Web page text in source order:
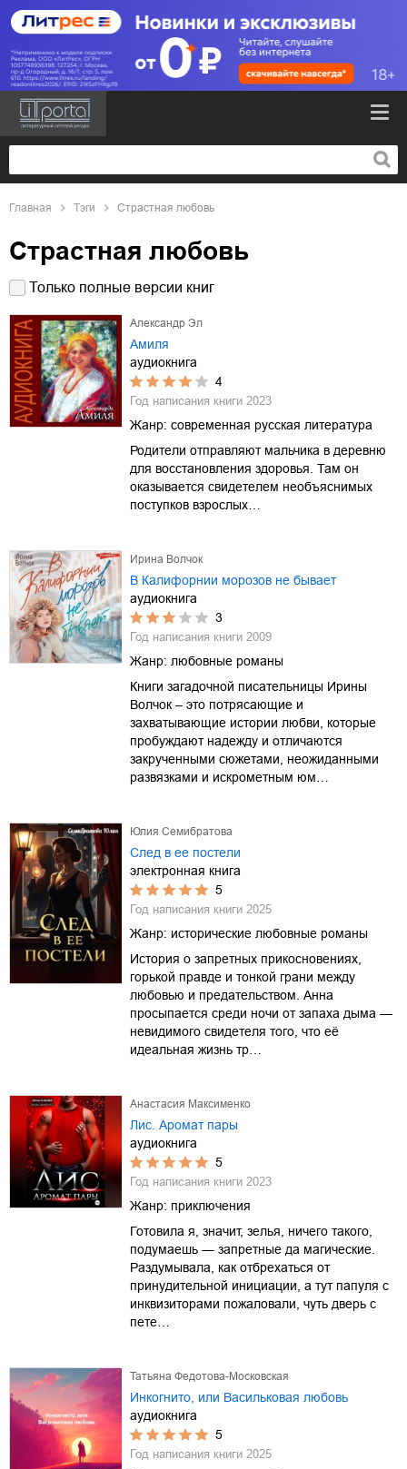
Главная Тэги Страстная любовь
Страстная любовь
Только полные версии книг
Александр Эл
Амиля
аудиокнига
4
Год написания книги 2023
Жанр: современная русская литература
Родители отправляют мальчика в деревню
для восстановления здоровья. Там он
оказывается свидетелем необъяснимых
поступков взрослых…
Ирина Волчок
В Калифорнии морозов не бывает
аудиокнига
3
Год написания книги 2009
Жанр: любовные романы
Книги загадочной писательницы Ирины
Волчок – это потрясающие и
захватывающие истории любви, которые
пробуждают надежду и отличаются
закрученными сюжетами, неожиданными
развязками и искрометным юм…
Юлия Семибратова
След в ее постели
электронная книга
5
Год написания книги 2025
Жанр: исторические любовные романы
История о запретных прикосновениях,
горькой правде и тонкой грани между
любовью и предательством. Анна
просыпается среди ночи от запаха дыма —
невидимого свидетеля того, что её
идеальная жизнь тр…
Анастасия Максименко
Лис. Аромат пары
аудиокнига
5
Год написания книги 2023
Жанр: приключения
Готовила я, значит, зелья, ничего такого,
подумаешь ― запретные да магические.
Раздумывала, как отбрехаться от
принудительной инициации, а тут папуля с
инквизиторами пожаловали, чуть дверь с
пете…
Татьяна Федотова-Московская
Инкогнито, или Васильковая любовь
аудиокнига
5
Год написания книги 2025